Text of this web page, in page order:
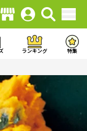
ランキング 特集